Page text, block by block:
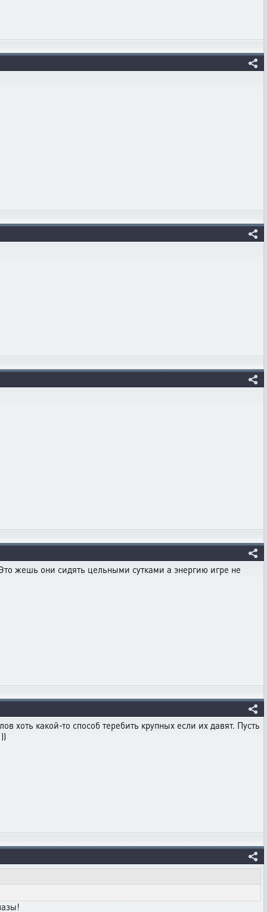
жешь они сидять цельными сутками а энергию игре не
хоть какой-то способ теребить крупных если их давят. Пусть